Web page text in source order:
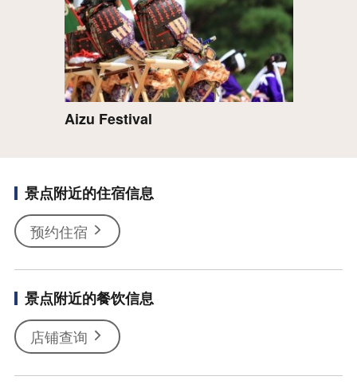
Aizu Festival
景点附近的住宿信息
预约住宿
景点附近的餐饮信息
店铺查询